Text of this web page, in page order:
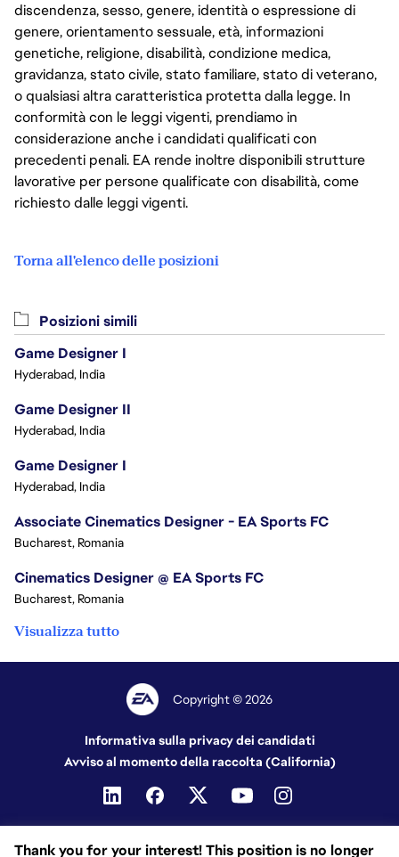
discendenza, sesso, genere, identità o espressione di
genere, orientamento sessuale, età, informazioni
genetiche, religione, disabilità, condizione medica,
gravidanza, stato civile, stato familiare, stato di veterano,
o qualsiasi altra caratteristica protetta dalla legge. In
conformità con le leggi vigenti, prendiamo in
considerazione anche i candidati qualificati con
precedenti penali. EA rende inoltre disponibili strutture
lavorative per persone qualificate con disabilità, come
richiesto dalle leggi vigenti.
Torna all'elenco delle posizioni
Thank you for your interest! This position is no longer
Posizioni simili
Game Designer I
Hyderabad, India
Game Designer II
Hyderabad, India
Game Designer I
Hyderabad, India
Associate Cinematics Designer - EA Sports FC
Bucharest, Romania
Cinematics Designer @ EA Sports FC
Bucharest, Romania
Visualizza tutto
Copyright © 2026
Informativa sulla privacy dei candidati
Avviso al momento della raccolta (California)